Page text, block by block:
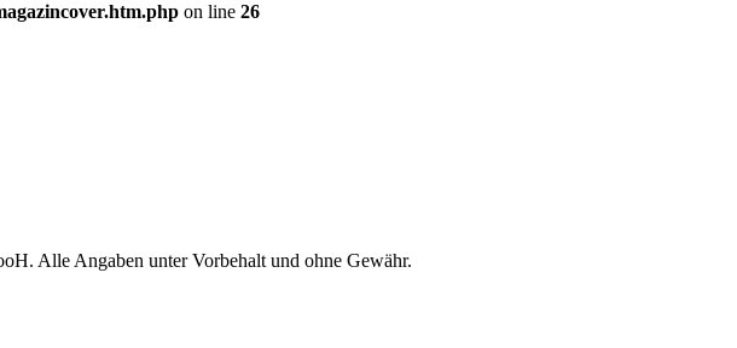
on line 26
Alle Angaben unter Vorbehalt und ohne Gewähr.